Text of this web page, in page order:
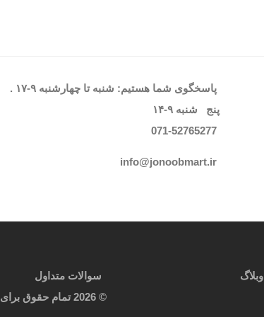
پاسخگوی شما هستیم: شنبه تا چهارشنبه۹-۱۷
.
پنج شنبه۹-۱۴
071-52765277
info@jonoobmart.ir
وبلاگ سوالات متداول
©
2026تمام حقوق برای jonoobmart.ir محفوظ است